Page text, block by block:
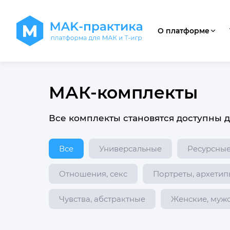
О платформе
МАК-комплекты
Все комплекты становятся доступны
Все Универсальные
Отношения, секс Портреты,
Чувства, абстрактные Женские,